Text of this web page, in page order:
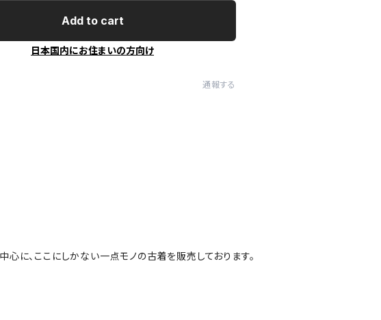
Add to cart
日本国内にお住まいの方向け
通報する
に、ここにしかない一点モノの古着を販売しております。